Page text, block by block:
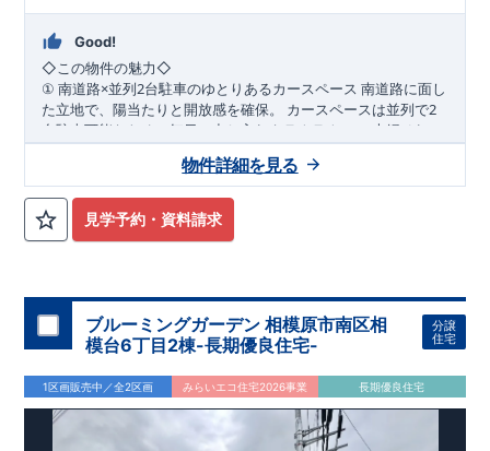
Good!
◇この物件の魅力◇
① 南道路×並列2台駐車のゆとりあるカースペース 南道路に面し
た立地で、陽当たりと開放感を確保。
カースペースは並列で2
台駐車可能なため、毎日の出し入れもラクラク。
ご夫婦それぞ
インクローゼットを設置。衣類や季節用品、趣味の道具までし
っかり収納でき、居室空間を広く美しく保てます。家族それぞ
れの「しまう場所」が確保された、整理整頓しやすい間取りで
す。
③ 随所に収納を配置した、暮らしやすさ重視の住空間
ーや各所の収納スペースなど、日常使いを考えた収納計画。
丘三丁目」まで徒歩6分
JR相模線 「上溝」駅まで徒歩23 分 ◇ロケーション◇
・相模原市立陽光台小学校 徒歩 分​
・相模原市立緑が丘中学校 徒歩
12分​
・グルメシティ光が丘店 徒歩10分
・ファミリーマート相模原陽光台五丁目店 徒歩5分
◇ブルーミングガーデンのこだわり◇ 【全棟自社一貫体制】
・誰が、何をしたか。が明確だからこそ、お客様の安心に繋が
見学予約・資料請求
物件詳細を見る
ブルーミングガーデン 相模原市南区相
模台6丁目2棟-長期優良住宅-
分譲
住宅
1区画販売中／全2区画 みらいエコ住宅2026事業 長期優良住宅